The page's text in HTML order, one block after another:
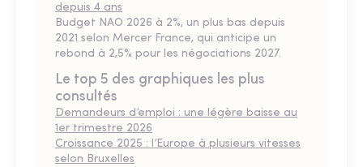
depuis 4 ans
Budget NAO 2026 à 2%, un plus bas depuis
2021 selon Mercer France, qui anticipe un
rebond à 2,5% pour les négociations 2027.
Le top 5 des graphiques les plus
consultés
Demandeurs d’emploi : une légère baisse au
1er trimestre 2026
Croissance 2025 : l’Europe à plusieurs vitesses
selon Bruxelles